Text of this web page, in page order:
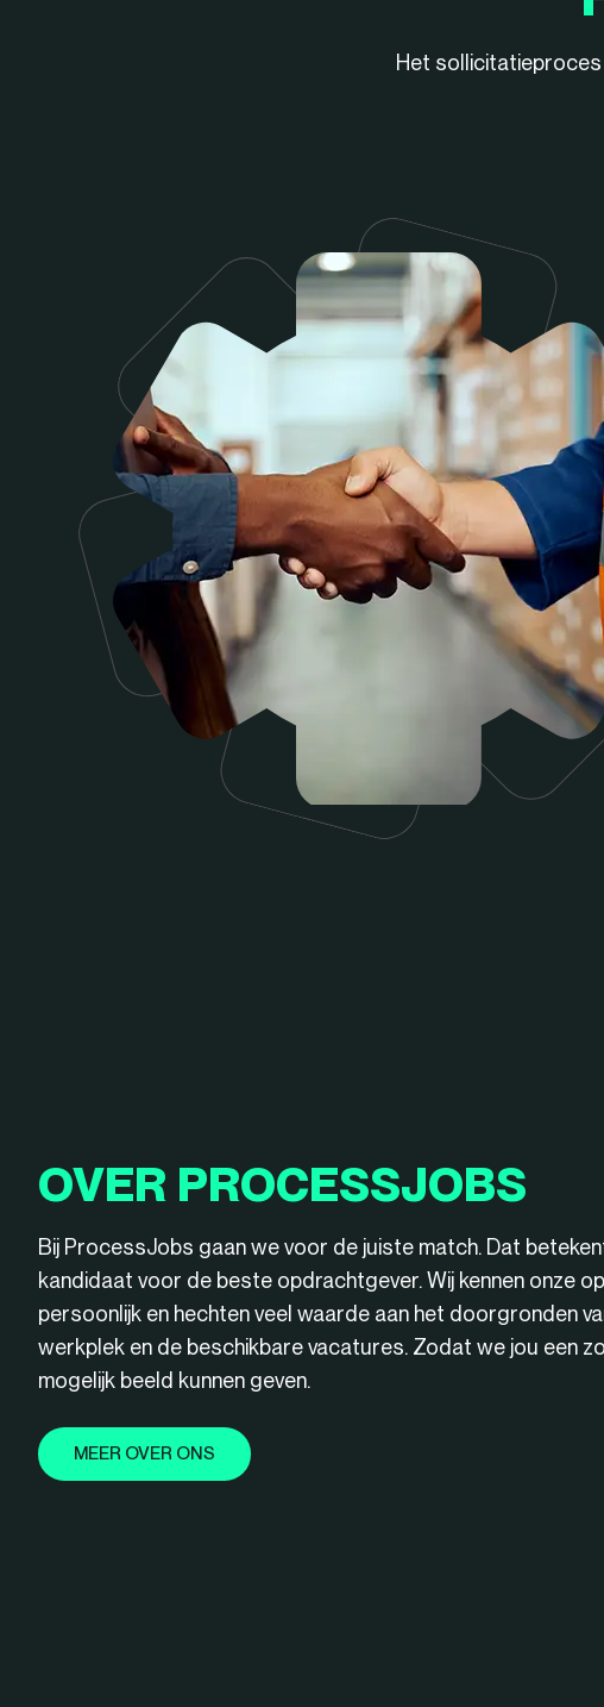
Het sollicitatieproces
OVER PROCESSJOBS
Bij ProcessJobs gaan we voor de juiste match. Dat
kandidaat voor de beste opdrachtgever. Wij kennen onze
persoonlijk en hechten veel waarde aan het doorgronden
werkplek en de beschikbare vacatures. Zodat we jou een
mogelijk beeld kunnen geven.
MEER OVER ONS